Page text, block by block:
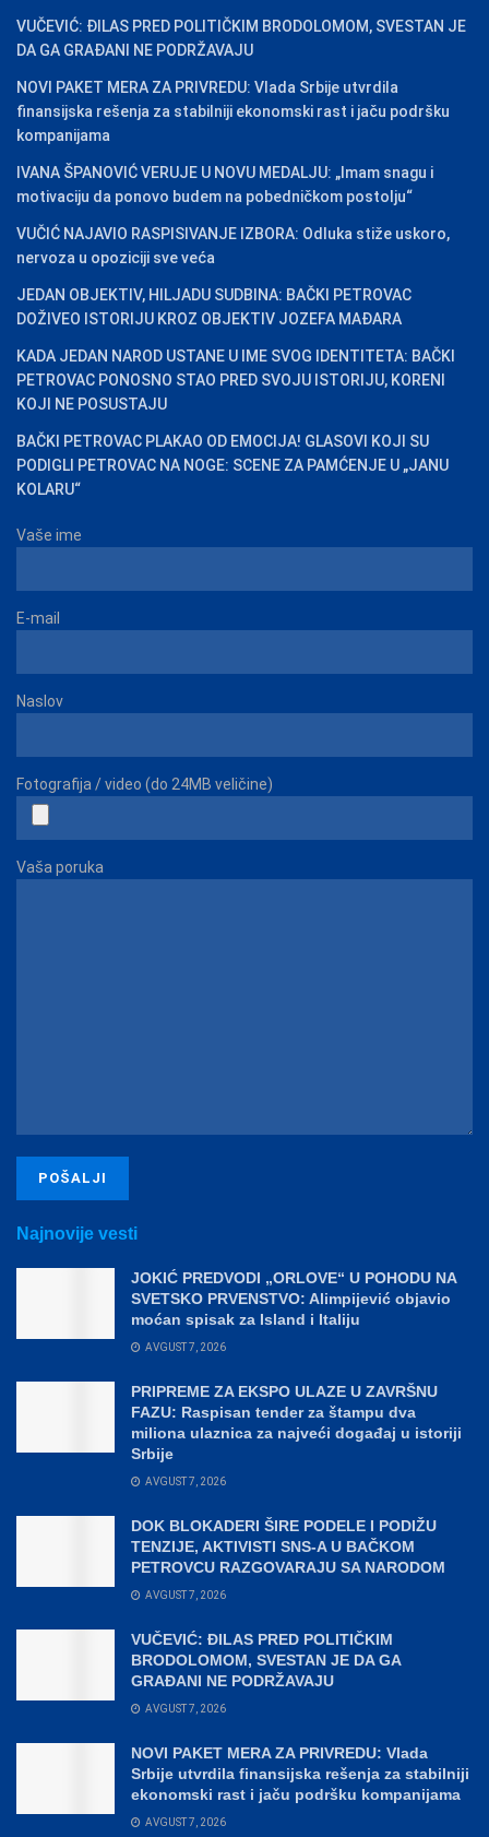
VUČEVIĆ: ĐILAS PRED POLITIČKIM BRODOLOMOM, SVESTAN JE
DA GA GRAĐANI NE PODRŽAVAJU
NOVI PAKET MERA ZA PRIVREDU: Vlada Srbije utvrdila
finansijska rešenja za stabilniji ekonomski rast i jaču podršku
kompanijama
IVANA ŠPANOVIĆ VERUJE U NOVU MEDALJU: „Imam snagu i
motivaciju da ponovo budem na pobedničkom postolju“
VUČIĆ NAJAVIO RASPISIVANJE IZBORA: Odluka stiže uskoro,
nervoza u opoziciji sve veća
JEDAN OBJEKTIV, HILJADU SUDBINA: BAČKI PETROVAC
DOŽIVEO ISTORIJU KROZ OBJEKTIV JOZEFA MAĐARA
KADA JEDAN NAROD USTANE U IME SVOG IDENTITETA: BAČKI
PETROVAC PONOSNO STAO PRED SVOJU ISTORIJU, KORENI
KOJI NE POSUSTAJU
BAČKI PETROVAC PLAKAO OD EMOCIJA! GLASOVI KOJI SU
PODIGLI PETROVAC NA NOGE: SCENE ZA PAMĆENJE U „JANU
KOLARU“
Vaše ime
E-mail
Naslov
Fotografija / video (do 24MB veličine)
Vaša poruka
Najnovije vesti
JOKIĆ PREDVODI „ORLOVE“ U POHODU NA
SVETSKO PRVENSTVO: Alimpijević objavio
moćan spisak za Island i Italiju
AVGUST 7, 2026
PRIPREME ZA EKSPO ULAZE U ZAVRŠNU
FAZU: Raspisan tender za štampu dva
miliona ulaznica za najveći događaj u istoriji
Srbije
AVGUST 7, 2026
DOK BLOKADERI ŠIRE PODELE I PODIŽU
TENZIJE, AKTIVISTI SNS-A U BAČKOM
PETROVCU RAZGOVARAJU SA NARODOM
AVGUST 7, 2026
VUČEVIĆ: ĐILAS PRED POLITIČKIM
BRODOLOMOM, SVESTAN JE DA GA
GRAĐANI NE PODRŽAVAJU
AVGUST 7, 2026
NOVI PAKET MERA ZA PRIVREDU: Vlada
Srbije utvrdila finansijska rešenja za stabilniji
ekonomski rast i jaču podršku kompanijama
AVGUST 7, 2026